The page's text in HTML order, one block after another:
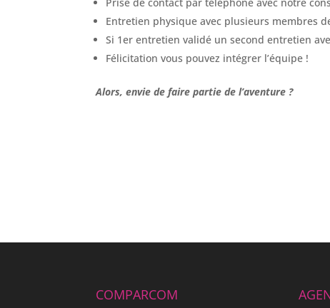
Entretien physique avec plusieurs membres
Si 1er entretien validé un second entretien
Félicitation vous pouvez intégrer l’équipe !
Alors, envie de faire partie de l’aventure ?
COMPARCOM